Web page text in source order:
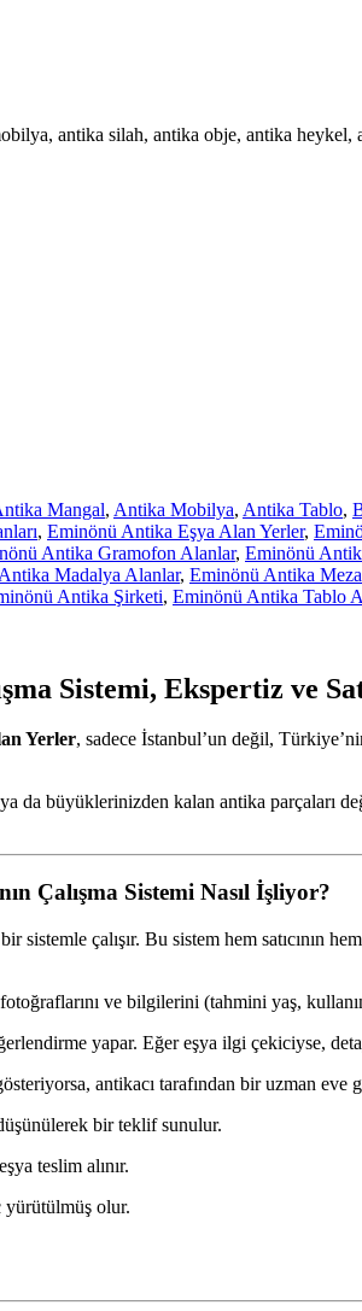
antika silah, antika obje, antika heykel,
Mangal, Antika Mobilya, Antika Tablo,
, Eminönü Antika Eşya Alan Yerler,
Antika Gramofon Alanlar, Eminönü
Madalya Alanlar, Eminönü Antika
Antika Şirketi, Eminönü Antika Tablo
Sistemi, Ekspertiz ve
Yerler, sadece İstanbul’un değil,
da büyüklerinizden kalan antika parçaları
Çalışma Sistemi Nasıl İşliyor?
sistemle çalışır. Bu sistem hem satıcının
fotoğraflarını ve bilgilerini (tahmini yaş,
yapar. Eğer eşya ilgi çekiciyse,
antikacı tarafından bir uzman eve
bir teklif sunulur.
teslim alınır.
yürütülmüş olur.